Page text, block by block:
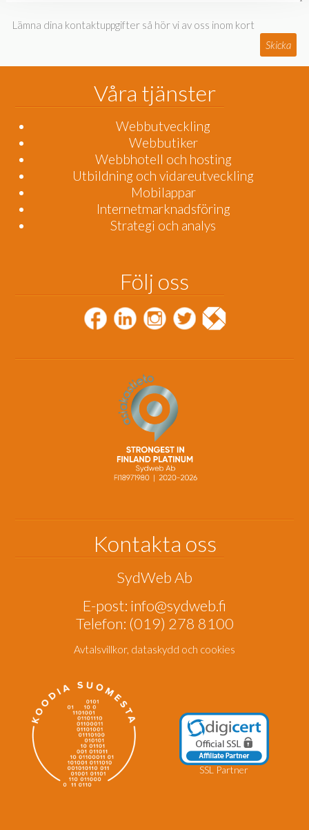
Lämna dina kontaktuppgifter så hör vi av oss inom kort
Skicka
Våra tjänster
Webbutveckling
Webbutiker
Webbhotell och hosting
Utbildning och vidareutveckling
Mobilappar
Internetmarknadsföring
Strategi och analys
Följ oss
Kontakta oss
SydWeb Ab
E-post: info@sydweb.fi
Telefon: (019) 278 8100
Avtalsvillkor, dataskydd och cookies
SSL Partner